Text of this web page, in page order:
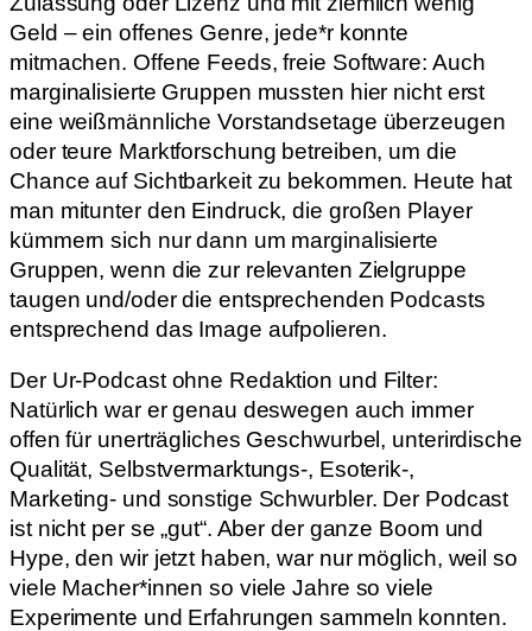
Geld – ein offenes Genre, jede*r konnte
mitmachen. Offene Feeds, freie Software: Auch
marginalisierte Gruppen mussten hier nicht erst
eine weißmännliche Vorstandsetage überzeugen
oder teure Marktforschung betreiben, um die
Chance auf Sichtbarkeit zu bekommen. Heute hat
man mitunter den Eindruck, die großen Player
kümmern sich nur dann um marginalisierte
Gruppen, wenn die zur relevanten Zielgruppe
taugen und/oder die entsprechenden Podcasts
entsprechend das Image aufpolieren.
Der Ur-Podcast ohne Redaktion und Filter:
Natürlich war er genau deswegen auch immer
offen für unerträgliches Geschwurbel, unterirdische
Qualität, Selbstvermarktungs-, Esoterik-,
Marketing- und sonstige Schwurbler. Der Podcast
ist nicht per se „gut“. Aber der ganze Boom und
Hype, den wir jetzt haben, war nur möglich, weil so
viele Macher*innen so viele Jahre so viele
Experimente und Erfahrungen sammeln konnten.